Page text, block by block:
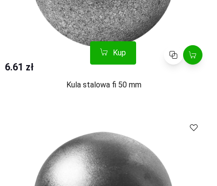
Kup Porównaj
6.61 zł
Kula stalowa fi 50 mm